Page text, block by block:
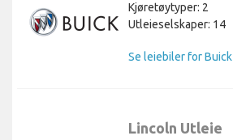
Kjøretøytyper: 2
Utleieselskaper: 14
Se leiebiler for Buick
Lincoln Utleie